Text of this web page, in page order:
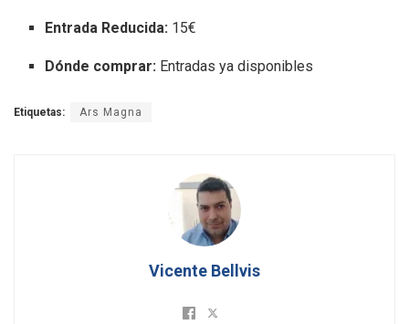
Entrada Reducida: 15€
Dónde comprar: Entradas ya disponibles
Etiquetas: Ars Magna
Vicente Bellvis